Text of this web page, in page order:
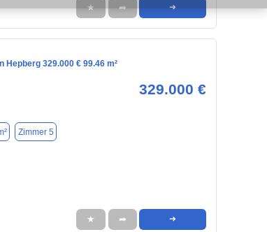
★ ➦ ➜
Hepberg 329.000 € 99.46 m²
329.000 €
Zimmer 5
★ ➦ ➜